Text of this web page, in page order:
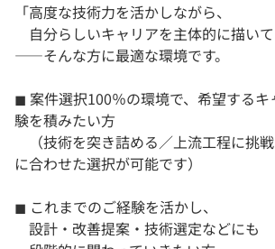
「高度な技術力を活かしながら、
自分らしいキャリアを主体的に描いて
——そんな方に最適な環境です。
◼︎ 案件選択100％の環境で、希望する
験を積みたい方
（技術を突き詰める／上流工程に挑
に合わせた選択が可能です）
◼︎ これまでのご経験を活かし、
設計・改善提案・技術選定などにも